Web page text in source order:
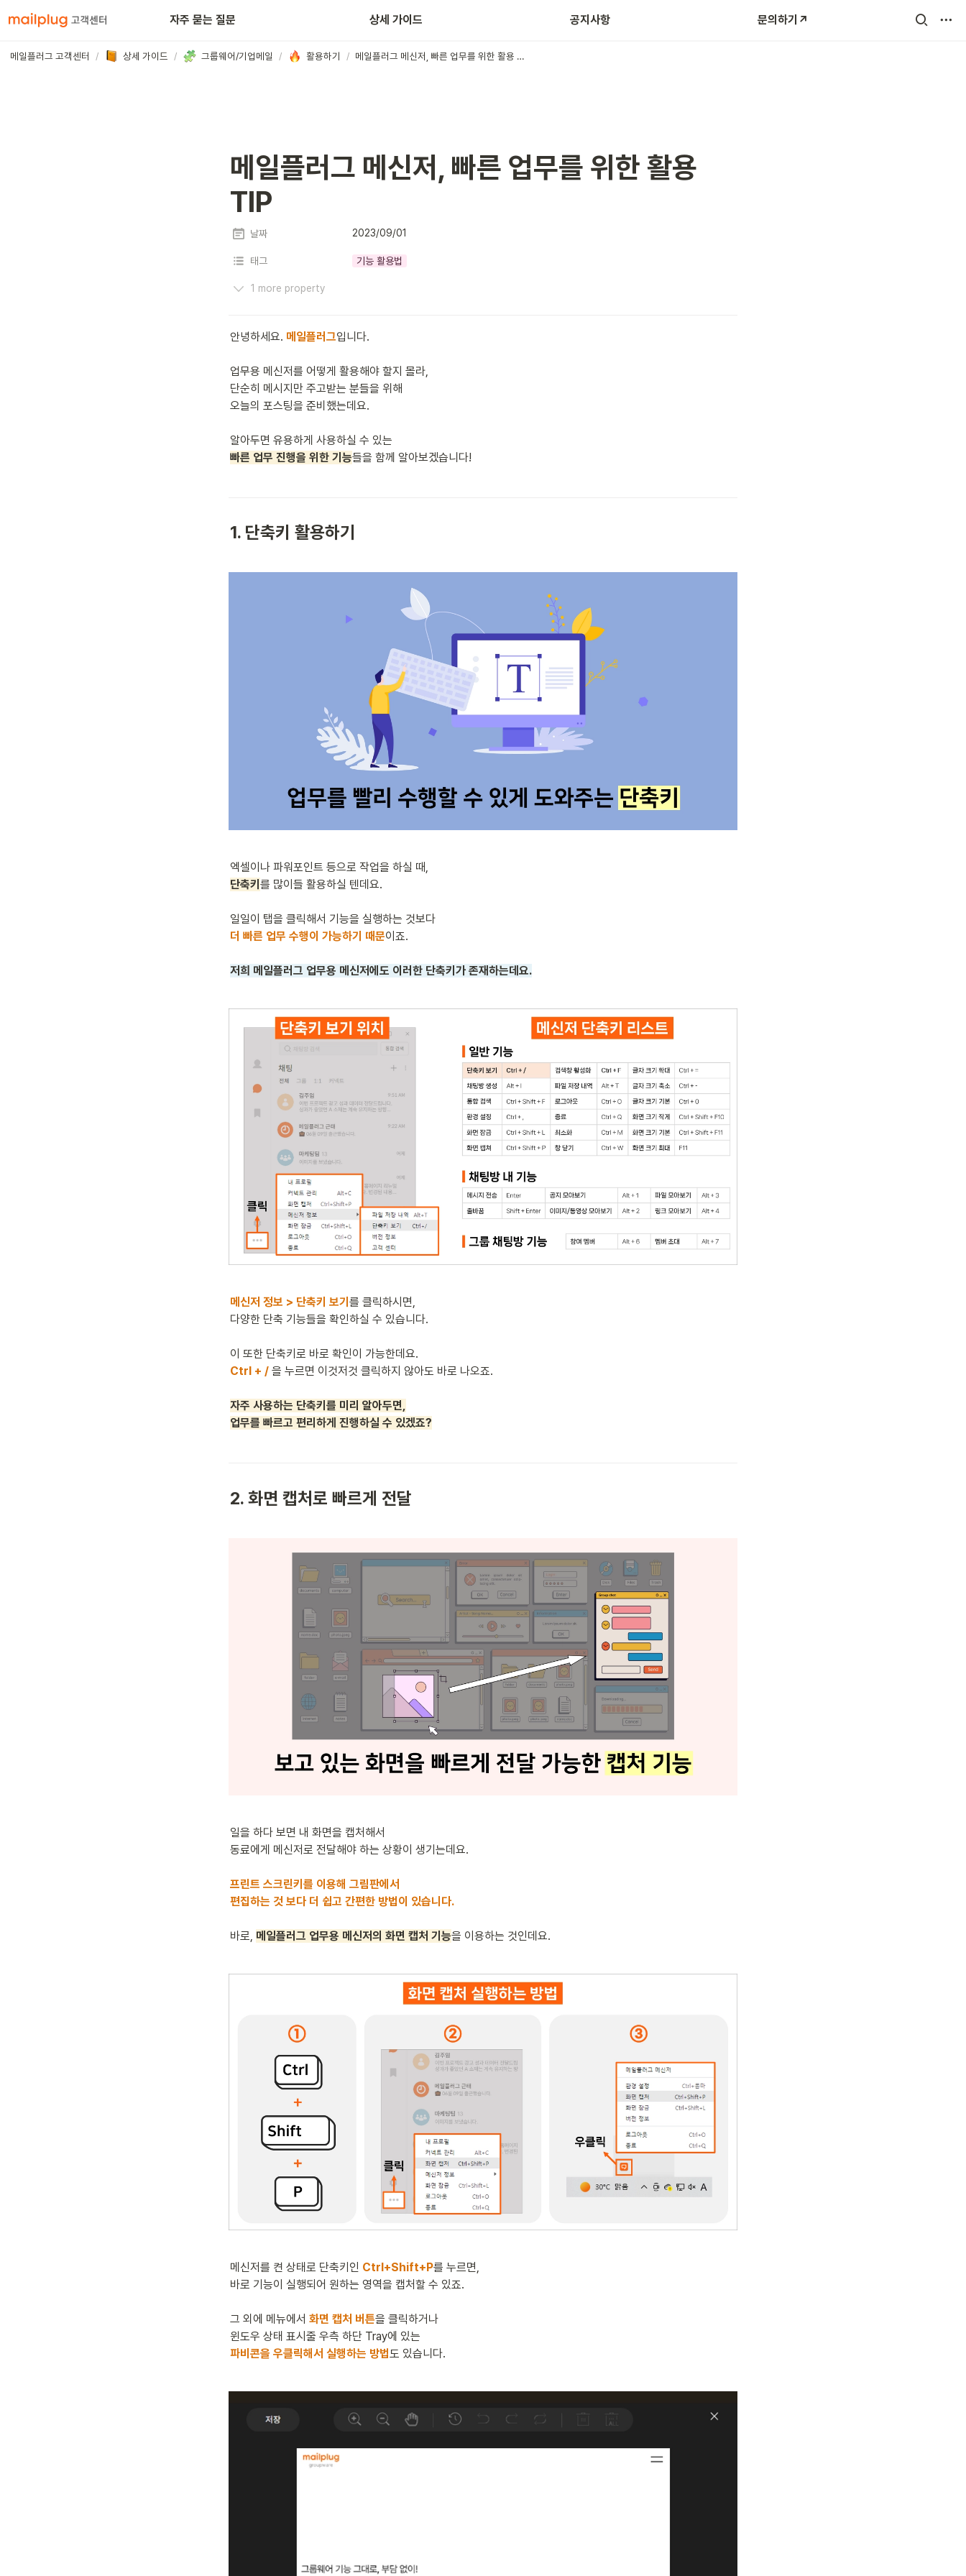
자주 묻는 질문 상세 가이드 공지사항 문의하기↗️
메일플러그 고객센터 / 상세 가이드 / 그룹웨어/기업메일 / 활용하기 / 메일플러그 메신저, 빠른 업무를 위한 활용 TIP
아웃룩 홈페이지 제작
메일플러그 메신저, 빠른 업무를 위한 활용
TIP
날짜 2023/09/01
태그 기능 활용법
1 more property
안녕하세요. 메일플러그입니다.
업무용 메신저를 어떻게 활용해야 할지 몰라,
단순히 메시지만 주고받는 분들을 위해
오늘의 포스팅을 준비했는데요.
빠른 업무 진행을 위한 기능들을 함께 알아보겠습니다!
1. 단축키 활용하기
단축키 를 많이들 활용하실 텐데요.
더 빠른 업무 수행이 가능하기 때문이죠.
저희 메일플러그 업무용 메신저에도 이러한 단축키가 존재하는데요.
메신저 정보 > 단축키 보기 를 클릭하시면,
다양한 단축 기능들을 확인하실 수 있습니다.
Ctrl + / 을 누르면 이것저것 클릭하지 않아도 바로 나오죠.
자주 사용하는 단축키를 미리 알아두면,
업무를 빠르고 편리하게 진행하실 수 있겠죠?
2. 화면 캡처로 빠르게 전달
일을 하다 보면 내 화면을 캡처해서
동료에게 메신저로 전달해야 하는 상황이 생기는데요.
프린트 스크린키를 이용해 그림판에서
편집하는 것 보다 더 쉽고 간편한 방법이 있습니다.
바로, 메일플러그 업무용 메신저의 화면 캡처 기능을 이용하는 것인데요.
메신저를 켠 상태로 단축키인 Ctrl+Shift+P를 누르면,
바로 기능이 실행되어 원하는 영역을 캡처할 수 있죠.
그 외에 메뉴에서 화면 캡처 버튼을 클릭하거나
파비콘을 우클릭해서 실행하는 방법도 있습니다.